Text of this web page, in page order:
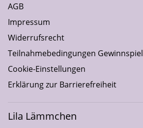
AGB
Impressum
Widerrufsrecht
Teilnahmebedingungen Gewinnspiel
Cookie-Einstellungen
Erklärung zur Barrierefreiheit
Lila Lämmchen